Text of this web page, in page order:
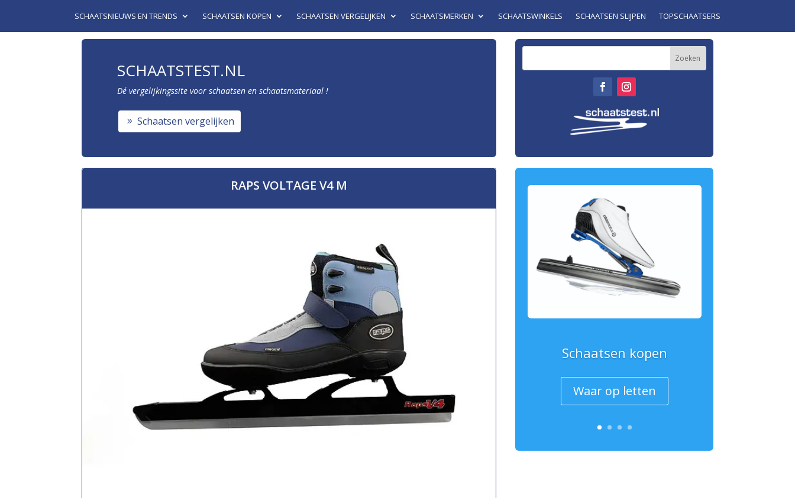
SCHAATSNIEUWS EN TRENDS SCHAATSEN KOPEN SCHAATSEN VERGELIJKEN SCHAATSMERKEN SCHAATSWINKELS SCHAATSEN SLIJPEN TOPSCHAATSERS
SCHAATSTEST.NL
Dé vergelijkingssite voor schaatsen en schaatsmateriaal !
Schaatsen vergelijken
RAPS VOLTAGE V4 M
Schaatsen kopen
Waar op letten